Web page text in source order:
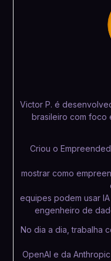
Victor P. é
brasileiro com foco
Criou o
mostrar como
equipes podem usar
engenheiro de
No dia a dia, trabalha
OpenAI e da